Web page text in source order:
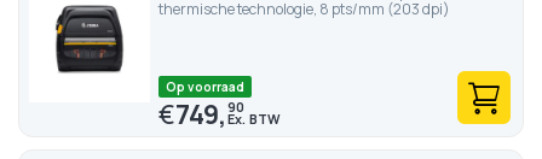
thermische technologie, 8 pts/mm (203 dpi)
Op voorraad
€749,90